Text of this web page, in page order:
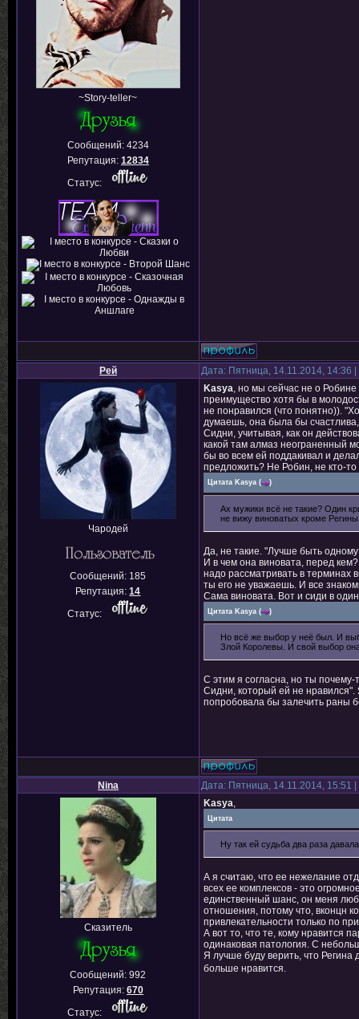
~Story-teller~
Сообщений: 4234
Репутация: 12834
Статус:
Рей Дата: Пятница, 14.11.2014,
Чародей
Сообщений: 185
Репутация:14
Статус:
Kasya, но мы сейчас не о
преимущество хотя бы в
не понравился (что понятно)).
думаешь, она была бы
Сидни, учитывая, как он
какой там алмаз неограненный
бы во всем ей поддакивал и
предложить? Не Робин, не кто-
Цитата Kasya ( )
Ах мужики всё не такие? Один
не вижу виноватых кроме
Да, не такие. "Лучше быть
И в чем она виновата, перед
надо рассматривать в терминах
ты его не уважаешь. И все
Сама виновата. Вот и сиди в
Цитата Kasya ( )
Но всё же выбор у неё был. И
Злой Королевы. И свой выбор
С этим я согласна, но ты
Сидни, который ей не
попробовала бы залечить раны
Nina Дата: Пятница, 14.11.2014,
Сказитель
Сообщений:992
Репутация: 670
Статус:
Kasya,
Цитата
Ну так ей судьба два раза
А я считаю, что ее нежелание
всех ее комплексов - это
единственный шанс, он меня
отношения, потому что, вконцн
привлекательности только по
А вот то, что те, кому нравится
одинаковая патология. С
Я лучше буду верить, что
больше нравится.